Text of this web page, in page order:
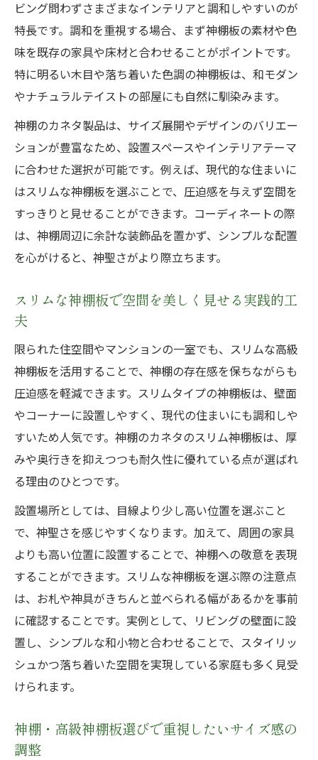
ビング問わずさまざまなインテリアと調和しやすいのが
特長です。調和を重視する場合、まず神棚板の素材や色
味を既存の家具や床材と合わせることがポイントです。
特に明るい木目や落ち着いた色調の神棚板は、和モダン
やナチュラルテイストの部屋にも自然に馴染みます。
神棚のカネタ製品は、サイズ展開やデザインのバリエー
ションが豊富なため、設置スペースやインテリアテーマ
に合わせた選択が可能です。例えば、現代的な住まいに
はスリムな神棚板を選ぶことで、圧迫感を与えず空間を
すっきりと見せることができます。コーディネートの際
は、神棚周辺に余計な装飾品を置かず、シンプルな配置
を心がけると、神聖さがより際立ちます。
スリムな神棚板で空間を美しく見せる実践的工
夫
限られた住空間やマンションの一室でも、スリムな高級
神棚板を活用することで、神棚の存在感を保ちながらも
圧迫感を軽減できます。スリムタイプの神棚板は、壁面
やコーナーに設置しやすく、現代の住まいにも調和しや
すいため人気です。神棚のカネタのスリム神棚板は、厚
みや奥行きを抑えつつも耐久性に優れている点が選ばれ
る理由のひとつです。
設置場所としては、目線より少し高い位置を選ぶこと
で、神聖さを感じやすくなります。加えて、周囲の家具
よりも高い位置に設置することで、神棚への敬意を表現
することができます。スリムな神棚板を選ぶ際の注意点
は、お札や神具がきちんと並べられる幅があるかを事前
に確認することです。実例として、リビングの壁面に設
置し、シンプルな和小物と合わせることで、スタイリッ
シュかつ落ち着いた空間を実現している家庭も多く見受
けられます。
神棚・高級神棚板選びで重視したいサイズ感の
調整